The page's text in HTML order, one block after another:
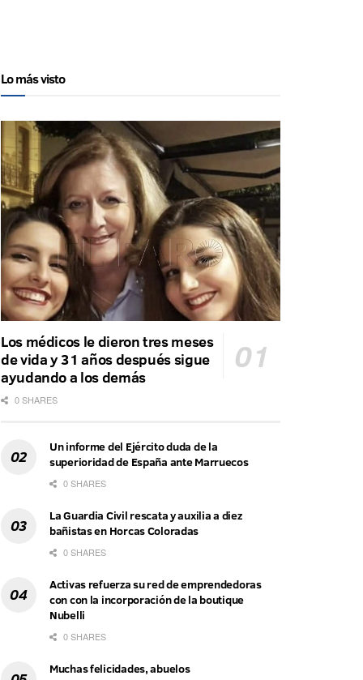
Lo más visto
Los médicos le dieron tres meses
de vida y 31 años después sigue
ayudando a los demás
0 SHARES
Un informe del Ejército duda de la
superioridad de España ante Marruecos
0 SHARES
La Guardia Civil rescata y auxilia a diez
bañistas en Horcas Coloradas
0 SHARES
Activas refuerza su red de emprendedoras
con con la incorporación de la boutique
Nubelli
0 SHARES
Muchas felicidades, abuelos